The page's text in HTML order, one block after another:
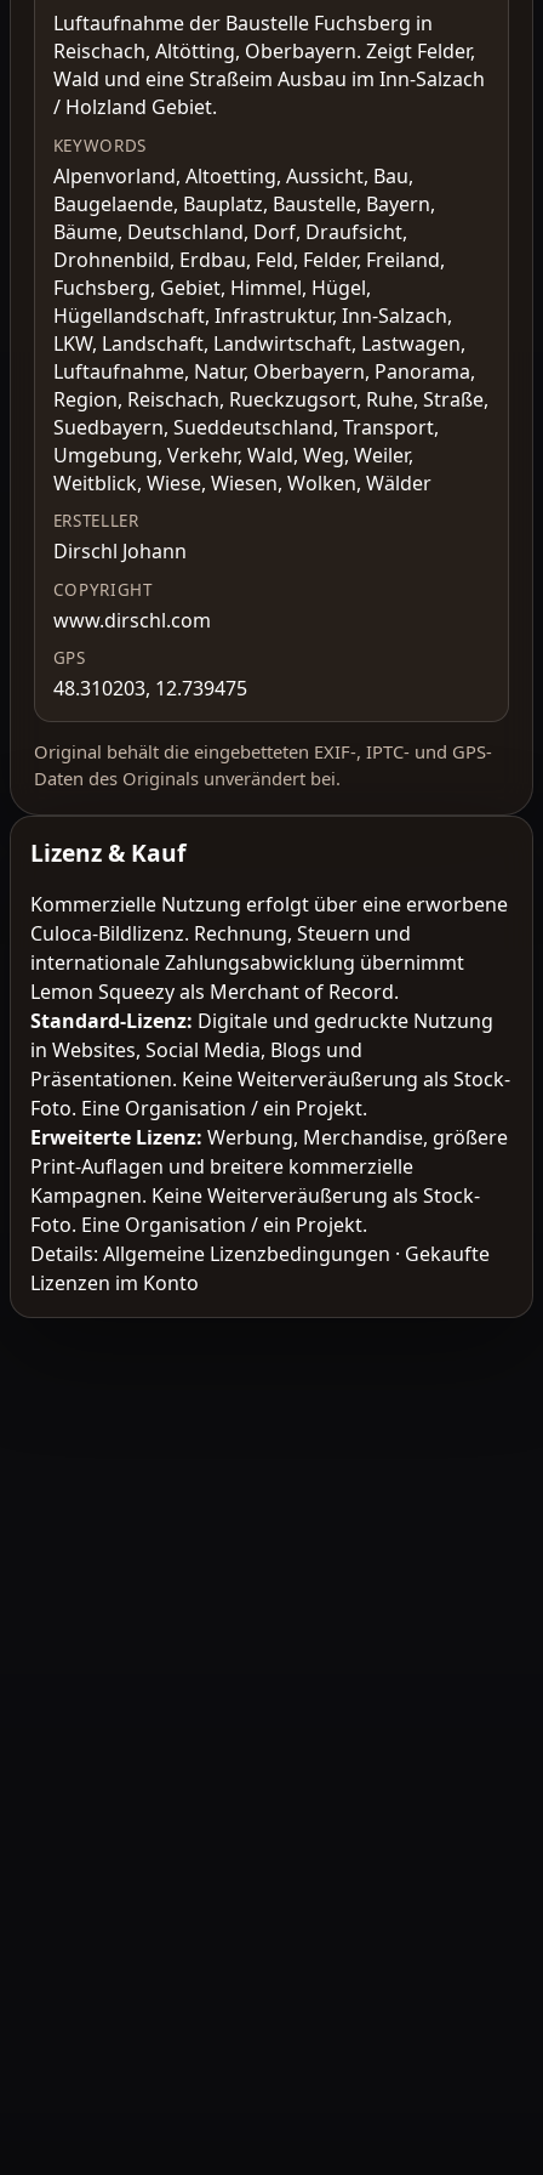
Luftaufnahme der Baustelle Fuchsberg in
Reischach, Altötting, Oberbayern. Zeigt Felder,
Wald und eine Straßeim Ausbau im Inn-Salzach
/ Holzland Gebiet.
KEYWORDS
Alpenvorland, Altoetting, Aussicht, Bau,
Baugelaende, Bauplatz, Baustelle, Bayern,
Bäume, Deutschland, Dorf, Draufsicht,
Drohnenbild, Erdbau, Feld, Felder, Freiland,
Fuchsberg, Gebiet, Himmel, Hügel,
Hügellandschaft, Infrastruktur, Inn-Salzach,
LKW, Landschaft, Landwirtschaft, Lastwagen,
Luftaufnahme, Natur, Oberbayern, Panorama,
Region, Reischach, Rueckzugsort, Ruhe, Straße,
Suedbayern, Sueddeutschland, Transport,
Umgebung, Verkehr, Wald, Weg, Weiler,
Weitblick, Wiese, Wiesen, Wolken, Wälder
ERSTELLER
Dirschl Johann
COPYRIGHT
www.dirschl.com
GPS
48.310203, 12.739475
Original behält die eingebetteten EXIF-, IPTC- und GPS-
Daten des Originals unverändert bei.
Lizenz & Kauf
Kommerzielle Nutzung erfolgt über eine erworbene
Culoca-Bildlizenz. Rechnung, Steuern und
internationale Zahlungsabwicklung übernimmt
Lemon Squeezy als Merchant of Record.
Standard-Lizenz: Digitale und gedruckte Nutzung
in Websites, Social Media, Blogs und
Präsentationen. Keine Weiterveräußerung als Stock-
Foto. Eine Organisation / ein Projekt.
Erweiterte Lizenz: Werbung, Merchandise, größere
Print-Auflagen und breitere kommerzielle
Kampagnen. Keine Weiterveräußerung als Stock-
Foto. Eine Organisation / ein Projekt.
Details: Allgemeine Lizenzbedingungen · Gekaufte
Lizenzen im Konto